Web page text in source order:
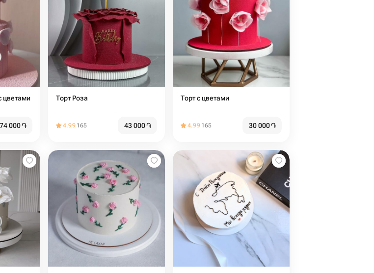
цветами
74 000֏
Торт Роза
4.99 165 43 000֏
Торт с цветами
4.99 165 30 000֏